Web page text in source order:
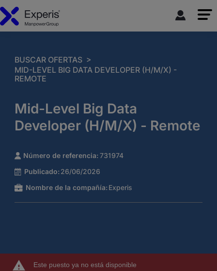
BUSCAR OFERTAS >
MID-LEVEL BIG DATA DEVELOPER (H/M/X) -
REMOTE
Mid-Level Big Data
Developer (H/M/X) - Remote
Número de referencia: 731974
Publicado: 26/06/2026
Nombre de la compañía: Experis
Este puesto ya no está disponible